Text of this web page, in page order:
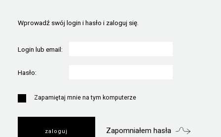
Wprowadź swój login i hasło i zaloguj się.
Login lub email:
Hasło:
Zapamiętaj mnie na tym komputerze
Zapomniałem hasła